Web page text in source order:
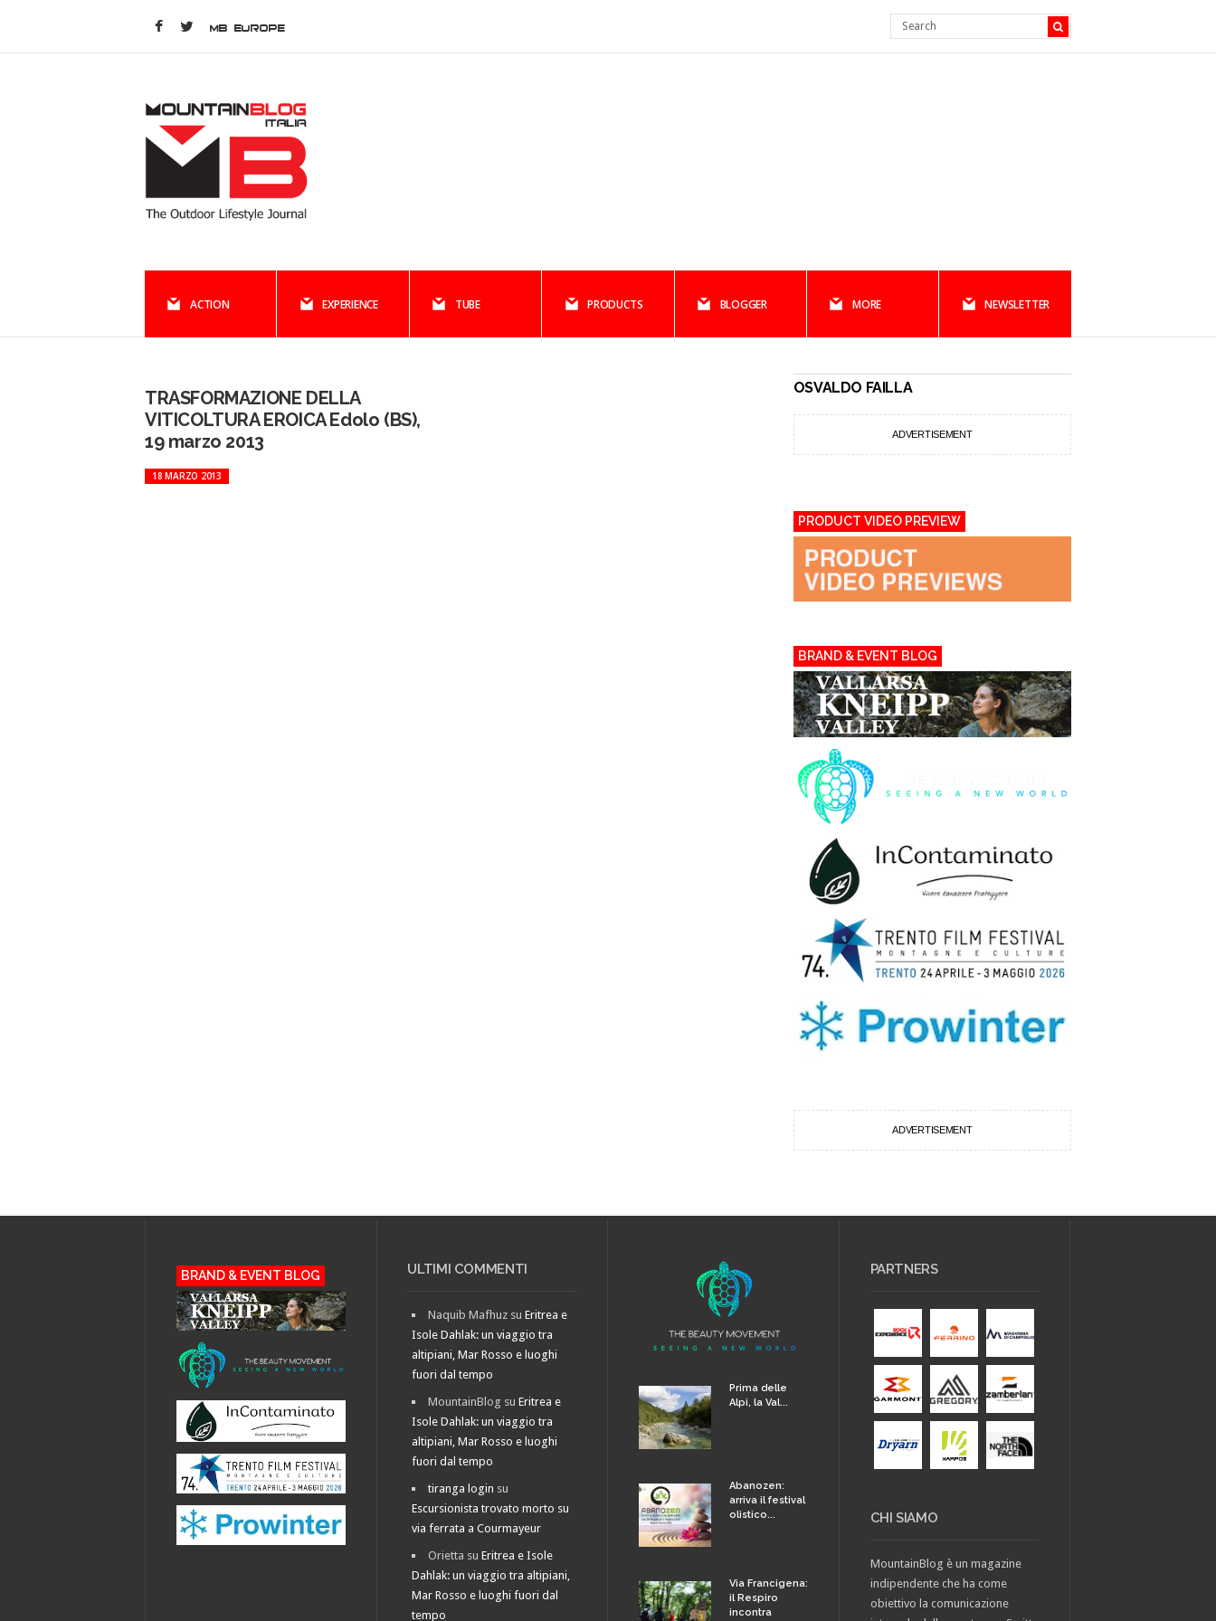
MB EUROPE
ACTION EXPERIENCE TUBE PRODUCTS BLOGGER MORE NEWSLETTER
TRASFORMAZIONE DELLA
VITICOLTURA EROICA Edolo (BS),
19 marzo 2013
18 MARZO 2013
OSVALDO FAILLA
ADVERTISEMENT
PRODUCT VIDEO PREVIEW
BRAND & EVENT BLOG
ADVERTISEMENT
BRAND & EVENT BLOG ULTIMI COMMENTI
Naquib Mafhuz suEritrea e
Isole Dahlak: un viaggio tra
altipiani, Mar Rosso e luoghi
fuori dal tempo
MountainBlog suEritrea e
Isole Dahlak: un viaggio tra
altipiani, Mar Rosso e luoghi
fuori dal tempo
tiranga login su
Escursionista trovato morto su
via ferrata a Courmayeur
Orietta suEritrea e Isole
Dahlak: un viaggio tra altipiani,
Mar Rosso e luoghi fuori dal
tempo
Prima delle
Alpi, la Val...
Abanozen:
arriva il festival
olistico...
Via Francigena:
il Respiro
incontra
PARTNERS
CHI SIAMO
MountainBlog è un magazine
indipendente che ha come
obiettivo la comunicazione